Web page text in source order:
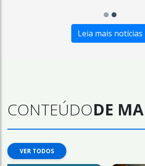
Leia mais notícias
CONTEÚDODE
VER TODOS